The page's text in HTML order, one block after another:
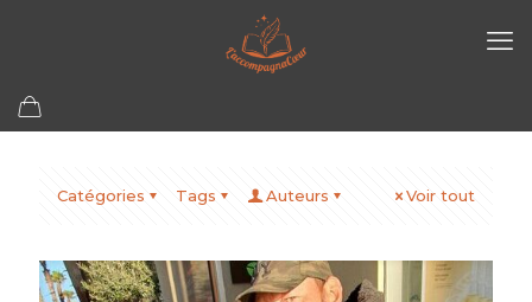
Catégories Tags Auteurs Voir tout